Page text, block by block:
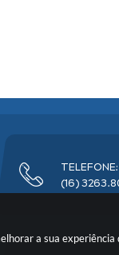
a sua
TELEFONE:
(16)